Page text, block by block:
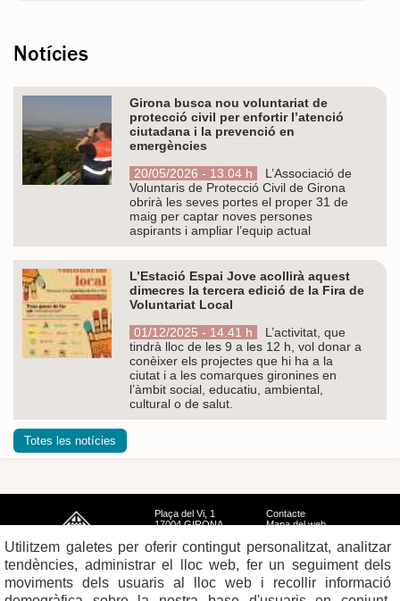
Notícies
Girona busca nou voluntariat de
protecció civil per enfortir l’atenció
ciutadana i la prevenció en
emergències
20/05/2026 - 13.04 h
L’Associació de
Voluntaris de Protecció Civil de Girona
obrirà les seves portes el proper 31 de
maig per captar noves persones
aspirants i ampliar l’equip actual
L’Estació Espai Jove acollirà aquest
dimecres la tercera edició de la Fira de
Voluntariat Local
01/12/2025 - 14.41 h
L’activitat, que
tindrà lloc de les 9 a les 12 h, vol donar a
conèixer els projectes que hi ha a la
ciutat i a les comarques gironines en
l’àmbit social, educatiu, ambiental,
cultural o de salut.
Totes les notícies
Plaça del Vi, 1
17004 GIRONA
Contacte
Mapa del web
Avís legal
Utilitzem galetes per oferir contingut personalitzat, analitzar
tendències, administrar el lloc web, fer un seguiment dels
moviments dels usuaris al lloc web i recollir informació